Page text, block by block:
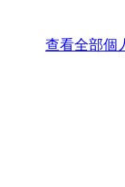
查看全部個